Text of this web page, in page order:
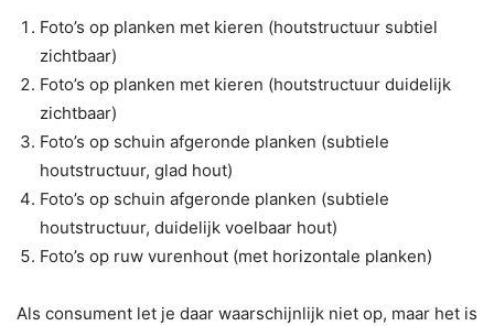
Foto’s op planken met kieren (houtstructuur subtiel
zichtbaar)
Foto’s op planken met kieren (houtstructuur duidelijk
zichtbaar)
Foto’s op schuin afgeronde planken (subtiele
houtstructuur, glad hout)
Foto’s op schuin afgeronde planken (subtiele
houtstructuur, duidelijk voelbaar hout)
Foto’s op ruw vurenhout (met horizontale planken)
Als consument let je daar waarschijnlijk niet op, maar het is